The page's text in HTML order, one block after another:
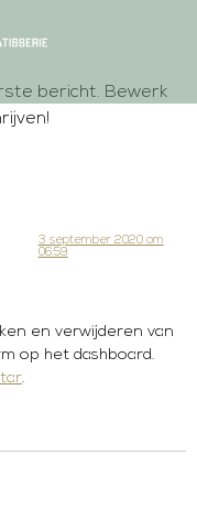
bericht. Bewerk
3 september 2020 om
06:59
en verwijderen van
op het dashboard.
.